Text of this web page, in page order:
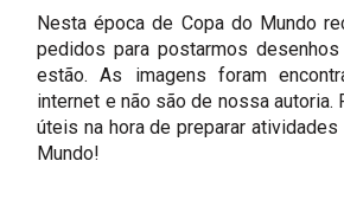
Nesta época de Copa do Mundo
pedidos para postarmos
estão. As imagens foram
internet e não são de nossa autoria.
úteis na hora de preparar
Mundo!